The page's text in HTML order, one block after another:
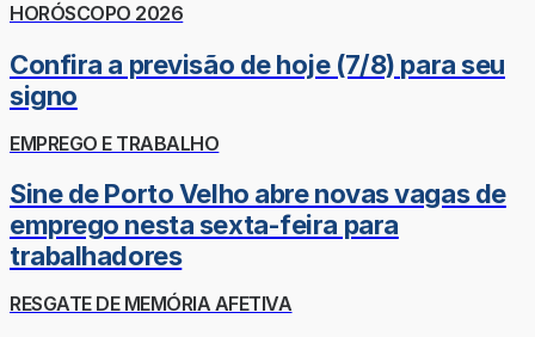
HORÓSCOPO 2026
Confira a previsão de hoje (7/8) para seu
signo
EMPREGO E TRABALHO
Sine de Porto Velho abre novas vagas de
emprego nesta sexta-feira para
trabalhadores
RESGATE DE MEMÓRIA AFETIVA